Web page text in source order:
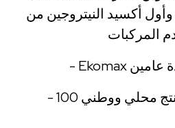
أكسيد النيتروجين من